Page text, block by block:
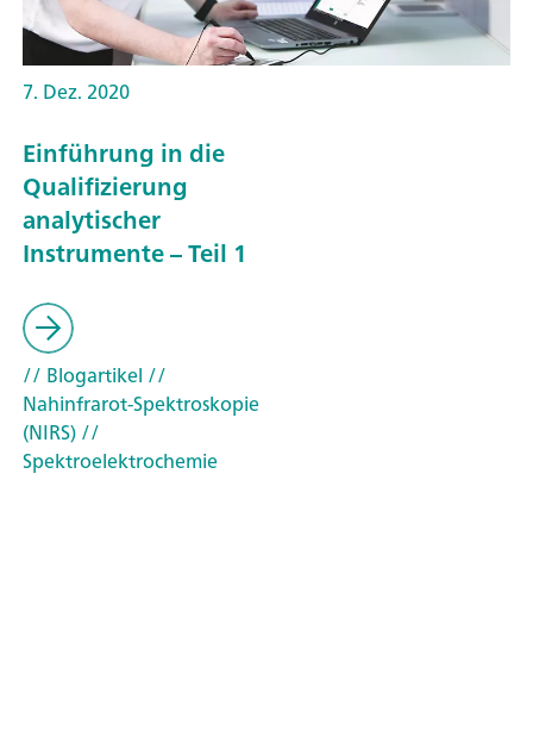
7. Dez. 2020
Einführung in die
Qualifizierung
analytischer
Instrumente – Teil 1
// Blogartikel //
Nahinfrarot-Spektroskopie
(NIRS)//
Spektroelektrochemie